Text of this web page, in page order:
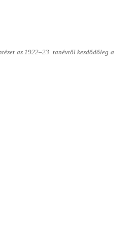
az 1922–23. tanévtől kezdődőleg a